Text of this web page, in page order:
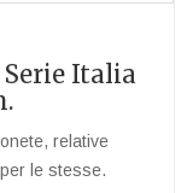
Italia
relative
le stesse.